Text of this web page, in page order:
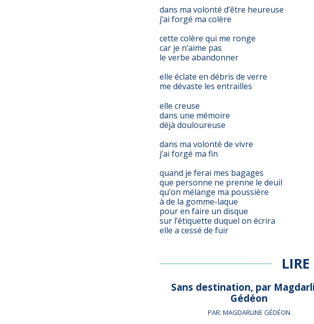
dans ma volonté d’être heureuse
j’ai forgé ma colère
cette colère qui me ronge
car je n’aime pas
le verbe abandonner
elle éclate en débris de verre
me dévaste les entrailles
elle creuse
dans une mémoire
déjà douloureuse
dans ma volonté de vivre
j’ai forgé ma fin
quand je ferai mes bagages
que personne ne prenne le deuil
qu’on mélange ma poussière
à de la gomme-laque
pour en faire un disque
sur l’étiquette duquel on écrira
elle a cessé de fuir
Sans destination, par
Gédéon
PAR: MAGDARLINE GÉDÉON